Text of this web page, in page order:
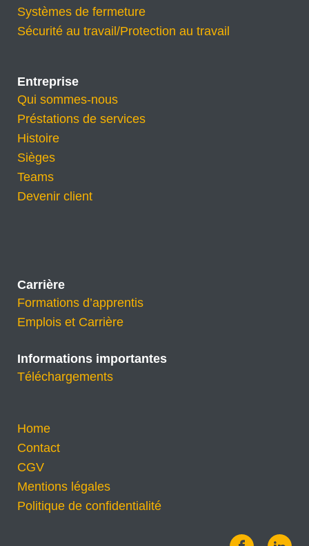
Systèmes de fermeture
Sécurité au travail/Protection au travail
Entreprise
Qui sommes-nous
Préstations de services
Histoire
Sièges
Teams
Devenir client
Carrière
Formations d’apprentis
Emplois et Carrière
Informations importantes
Téléchargements
Home
Contact
CGV
Mentions légales
Politique de confidentialité